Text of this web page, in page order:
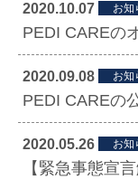
2020.10.07 お知
2020.09.08 お知
2020.05.26 お知
【緊急事態宣